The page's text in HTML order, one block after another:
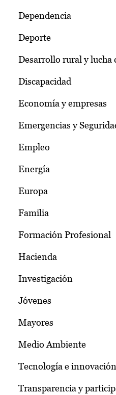
Dependencia
Deporte
Desarrollo rural y lucha
Discapacidad
Economía y empresas
Emergencias y
Empleo
Energía
Europa
Familia
Formación Profesional
Hacienda
Investigación
Jóvenes
Mayores
Medio Ambiente
Tecnología e innovación
Transparencia y